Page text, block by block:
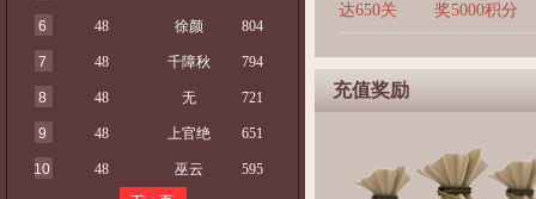
6 48 徐颜 804
7 48 千障秋 794
8 48 无 721
9 48 上官绝 651
10 48 巫云
595
达650关 奖5000积分
充值奖励